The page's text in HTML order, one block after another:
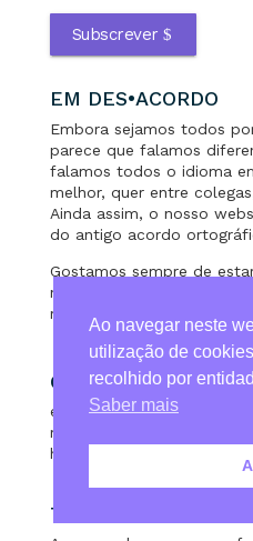
Subscrever
EM DES•ACORDO
Embora sejamos todos
parece que falamos
falamos todos o idioma
melhor, quer entre
Ainda assim, o nosso
do antigo acordo
Gostamos sempre de
novidades, mas um pouco
mal a ninguém.
CONTACTOS
email:
mobile: 96 23 29 257
horário: 9h – 18h
TERMOS DE
Ao navegar neste
utilização de
recolhido por
Saber mais